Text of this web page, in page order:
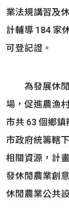
業法規講習及
計輔導 184 家
可登記證。
為發展休閒
場，促進農漁
市共 63 個鄉
市政府統籌轄
相關資源，計
發休閒農業創
休閒農業公共